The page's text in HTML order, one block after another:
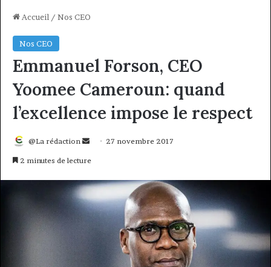
Accueil / Nos CEO
Nos CEO
Emmanuel Forson, CEO
Yoomee Cameroun: quand
l’excellence impose le respect
@La rédaction
Envoyer27 novembre 2017
2 minutes de lecture